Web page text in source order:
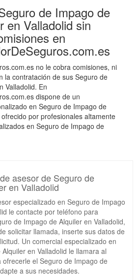
de Impago de
en Valladolid sin
en
no le cobra comisiones, ni
la contratación de sus Seguro de
Valladolid. En
dispone de un
en Seguro de Impago de
por profesionales altamente
en Seguro de Impago de
asesor de Seguro de
en Valladolid
especializado en Seguro de Impago
le contacte por teléfono para
de Impago de Alquiler en Valladolid,
solicitar llamada, inserte sus datos de
Un comercial especializado en
en Valladolid le llamara al
el Seguro de Impago de
a sus necesidades.